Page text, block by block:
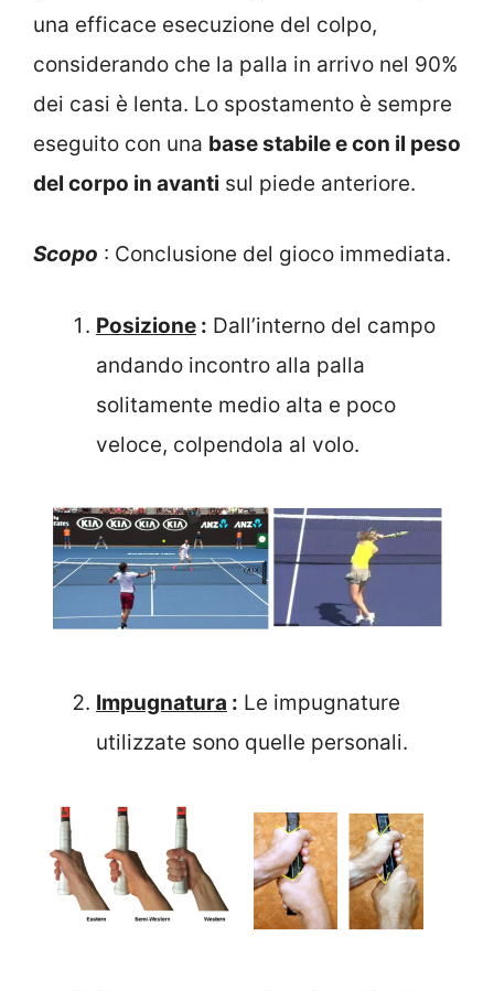
una efficace esecuzione del colpo,
considerando che la palla in arrivo nel 90%
dei casi è lenta. Lo spostamento è sempre
eseguito con una base stabile e con il peso
del corpo in avanti sul piede anteriore.
Scopo : Conclusione del gioco immediata.
Posizione : Dall’interno del campo
andando incontro alla palla
solitamente medio alta e poco
veloce, colpendola al volo.
Impugnatura : Le impugnature
utilizzate sono quelle personali.